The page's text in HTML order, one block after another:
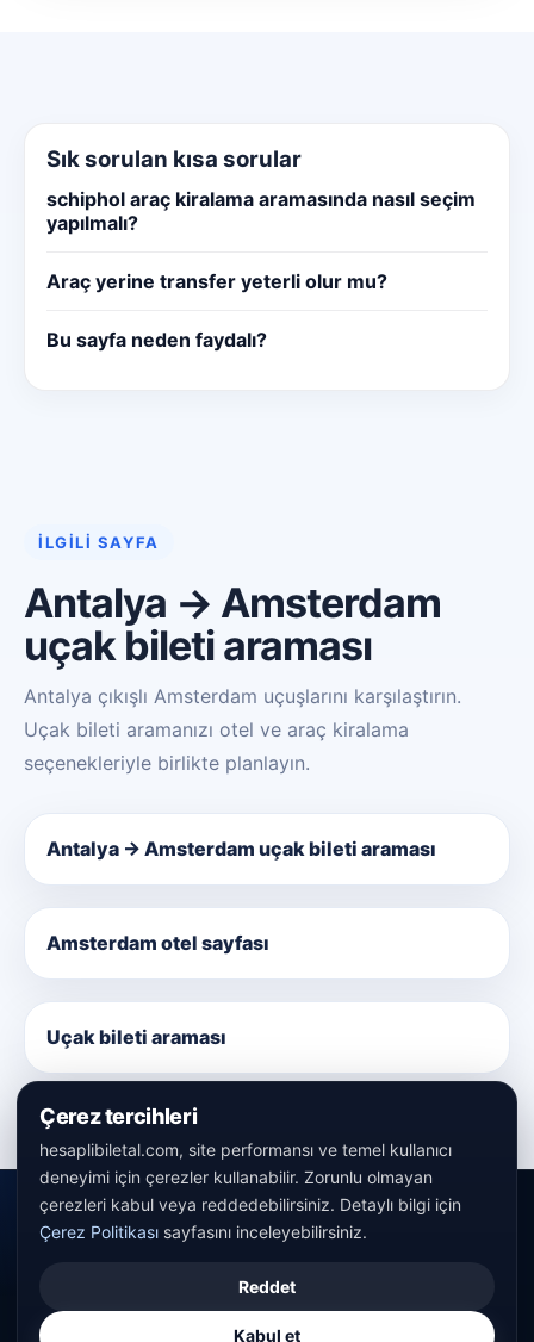
Sık sorulan kısa sorular
schiphol araç kiralama aramasında nasıl seçim
yapılmalı?
Araç yerine transfer yeterli olur mu?
Bu sayfa neden faydalı?
İLGILI SAYFA
Antalya → Amsterdam
uçak bileti araması
Antalya çıkışlı Amsterdam uçuşlarını karşılaştırın.
Uçak bileti aramanızı otel ve araç kiralama
seçenekleriyle birlikte planlayın.
Antalya → Amsterdam uçak bileti araması
Amsterdam otel sayfası
Uçak bileti araması
Kullanım Şartları
info@hesaplibiletal.com
Ana sayfa
Çerez tercihleri
hesaplibiletal.com, site performansı ve temel kullanıcı
deneyimi için çerezler kullanabilir. Zorunlu olmayan
çerezleri kabul veya reddedebilirsiniz. Detaylı bilgi için
Çerez Politikası sayfasını inceleyebilirsiniz.
Reddet
Kabul et